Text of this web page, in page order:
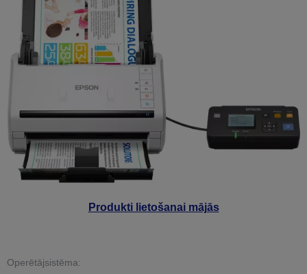
Produkti lietošanai mājās
Operētājsistēma: